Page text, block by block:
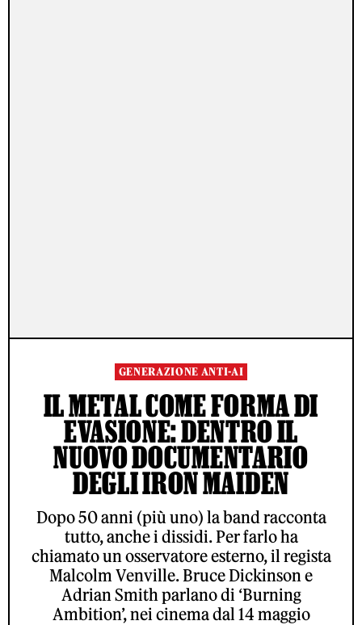
GENERAZIONE ANTI-AI
IL METAL COME FORMA DI
EVASIONE: DENTRO IL
NUOVO DOCUMENTARIO
DEGLI IRON MAIDEN
Dopo 50 anni (più uno) la band racconta
tutto, anche i dissidi. Per farlo ha
chiamato un osservatore esterno, il regista
Malcolm Venville. Bruce Dickinson e
Adrian Smith parlano di ‘Burning
Ambition’, nei cinema dal 14 maggio